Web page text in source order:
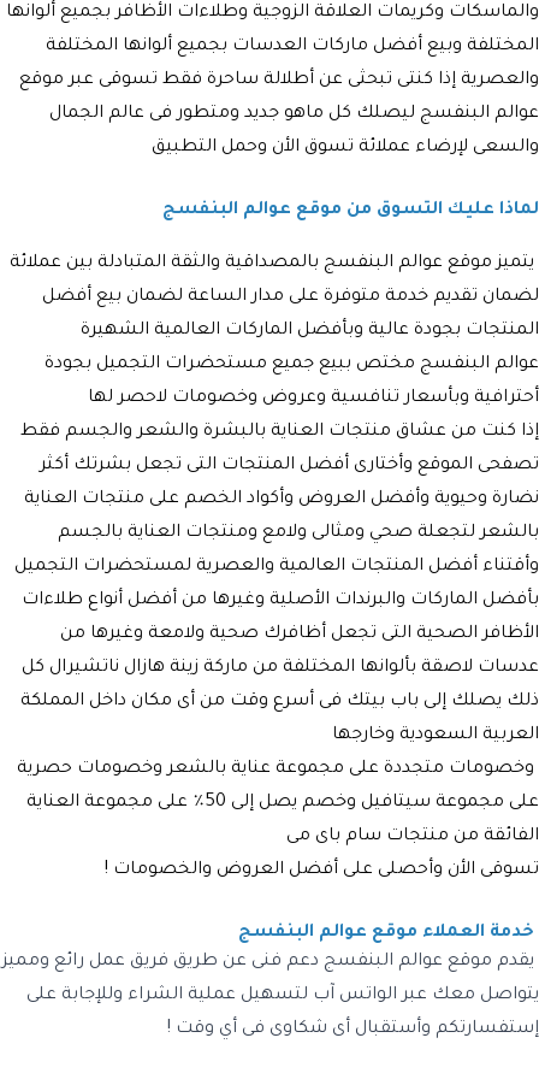
والماسكات وكريمات العلاقة الزوجية وطلاءات الأظافر بجميع ألوانها
المختلفة وبيع أفضل ماركات العدسات بجميع ألوانها المختلفة
والعصرية إذا كنتى تبحثى عن أطلالة ساحرة فقط تسوقى عبر موقع
عوالم البنفسج ليصلك كل ماهو جديد ومتطور فى عالم الجمال
والسعى لإرضاء عملائة تسوق الأن وحمل التطبيق
لماذا عليك التسوق من موقع عوالم البنفسج
يتميز موقع عوالم البنفسج بالمصداقية والثقة المتبادلة بين عملائة
لضمان تقديم خدمة متوفرة على مدار الساعة لضمان بيع أفضل
المنتجات بجودة عالية وبأفضل الماركات العالمية الشهيرة
عوالم البنفسج مختص ببيع جميع مستحضرات التجميل بجودة
أحترافية وبأسعار تنافسية وعروض وخصومات لاحصر لها
إذا كنت من عشاق منتجات العناية بالبشرة والشعر والجسم فقط
تصفحى الموقع وأختارى أفضل المنتجات التى تجعل بشرتك أكثر
نضارة وحيوية وأفضل العروض وأكواد الخصم على منتجات العناية
بالشعر لتجعلة صحي ومثالى ولامع ومنتجات العناية بالجسم
وأقتناء أفضل المنتجات العالمية والعصرية لمستحضرات التجميل
بأفضل الماركات والبرندات الأصلية وغيرها من أفضل أنواع طلاءات
الأظافر الصحية التى تجعل أظافرك صحية ولامعة وغيرها من
عدسات لاصقة بألوانها المختلفة من ماركة زينة هازال ناتشيرال كل
ذلك يصلك إلى باب بيتك فى أسرع وقت من أى مكان داخل المملكة
العربية السعودية وخارجها
وخصومات متجددة على مجموعة عناية بالشعر وخصومات حصرية
على مجموعة سيتافيل وخصم يصل إلى 50٪ على مجموعة العناية
الفائقة من منتجات سام باى مى
تسوقى الأن وأحصلى على أفضل العروض والخصومات !
خدمة العملاء موقع عوالم البنفسج
يقدم موقع عوالم البنفسج دعم فنى عن طريق فريق عمل رائع ومميز
يتواصل معك عبر الواتس آب لتسهيل عملية الشراء وللإجابة على
إستفسارتكم وأستقبال أى شكاوى فى أي وقت !